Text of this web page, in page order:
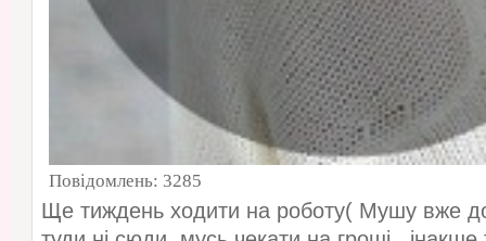
Повідомлень: 3285
Ще тиждень ходити на роботу( Мушу вже